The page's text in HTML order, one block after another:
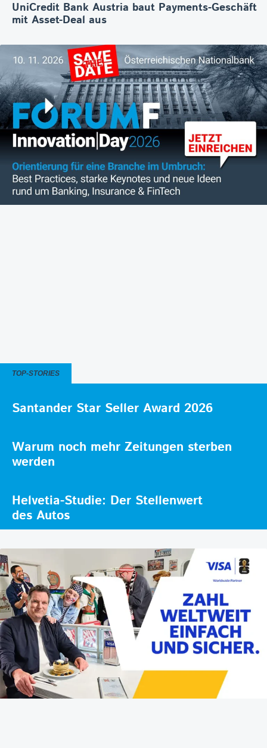
UniCredit Bank Austria baut Payments-Geschäft
mit Asset-Deal aus
TOP-STORIES
Santander Star Seller Award 2026
Warum noch mehr Zeitungen sterben
werden
Helvetia-Studie: Der Stellenwert
des Autos